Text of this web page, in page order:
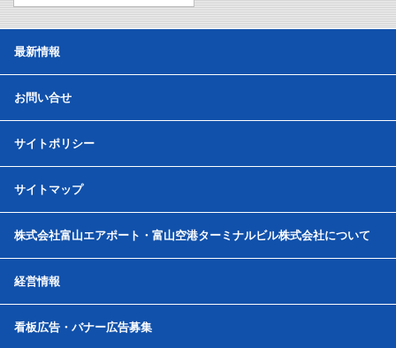
最新情報
お問い合せ
サイトポリシー
サイトマップ
株式会社富山エアポート・富山空港ターミナルビル株式会社について
経営情報
看板広告・バナー広告募集